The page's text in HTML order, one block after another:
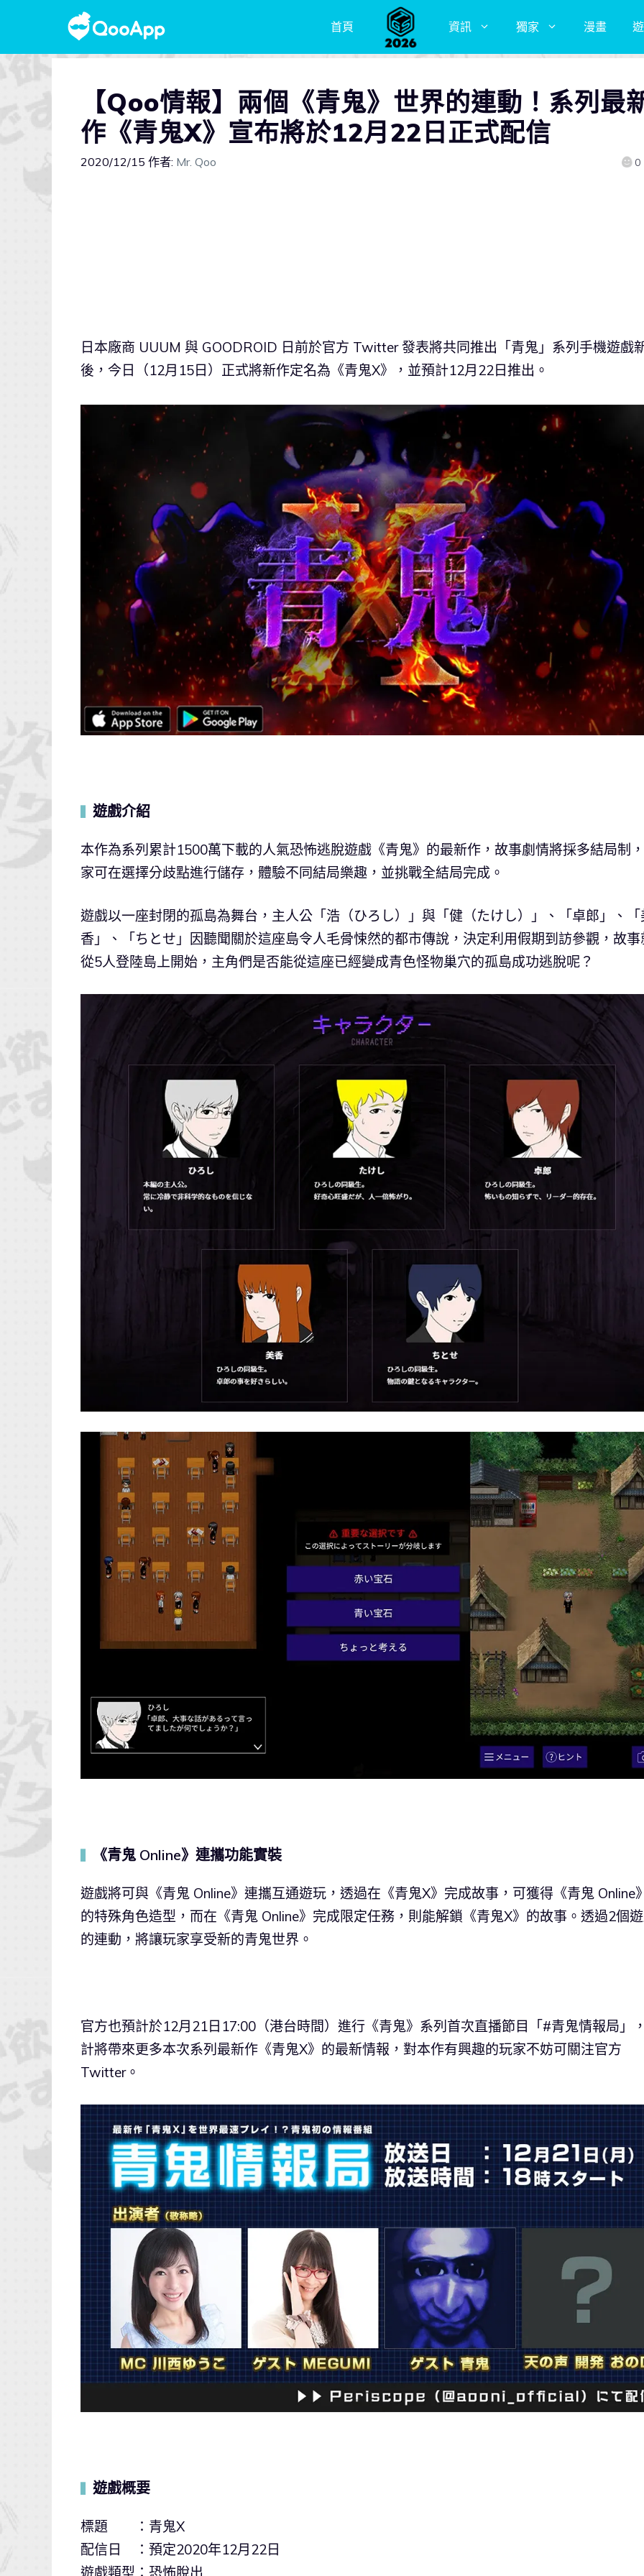
首頁 資訊 獨家 漫畫
【Qoo情報】兩個《青鬼》世界的連動！系列最
作《青鬼X》宣布將於12月22日正式配信
2020/12/15 作者: Mr. Qoo 0
日本廠商 UUUM 與 GOODROID 日前於官方 Twitter 發表將共同推出「青鬼」系列手機遊戲
後，今日（12月15日）正式將新作定名為《青鬼X》，並預計12月22日推出。
遊戲介紹
本作為系列累計1500萬下載的人氣恐怖逃脫遊戲《青鬼》的最新作，故事劇情將採多結局制
家可在選擇分歧點進行儲存，體驗不同結局樂趣，並挑戰全結局完成。
遊戲以一座封閉的孤島為舞台，主人公「浩（ひろし）」與「健（たけし）」、「卓郎」、「
香」、「ちとせ」因聽聞關於這座島令人毛骨悚然的都市傳說，決定利用假期到訪參觀，故事
從5人登陸島上開始，主角們是否能從這座已經變成青色怪物巢穴的孤島成功逃脫呢？
《青鬼 Online》連攜功能實裝
遊戲將可與《青鬼 Online》連攜互通遊玩，透過在《青鬼X》完成故事，可獲得《青鬼 Online
的特殊角色造型，而在《青鬼 Online》完成限定任務，則能解鎖《青鬼X》的故事。透過2個
的連動，將讓玩家享受新的青鬼世界。
官方也預計於12月21日17:00（港台時間）進行《青鬼》系列首次直播節目「#青鬼情報局」
計將帶來更多本次系列最新作《青鬼X》的最新情報，對本作有興趣的玩家不妨可關注官方
Twitter。
遊戲概要
標題 ：青鬼X
配信日 ：預定2020年12月22日
遊戲類型：恐怖脫出